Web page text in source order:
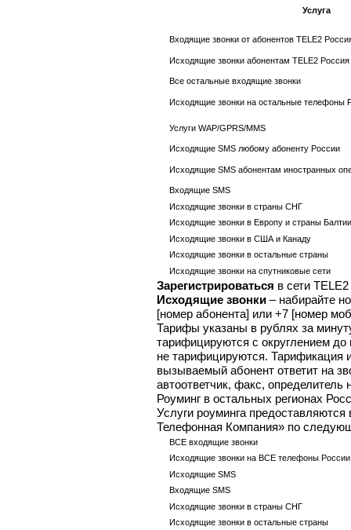
Услуга
Входящие звонки от абонентов TELE2
Исходящие звонки абонентам TELE2 Россия
Все остальные входящие звонки
Исходящие звонки на остальные телефоны
Услуги WAP/GPRS/MMS
Исходящие SMS любому абоненту России
Исходящие SMS абонентам иностранных
Входящие SMS
Исходящие звонки в страны СНГ
Исходящие звонки в Европу и страны Балтии
Исходящие звонки в США и Канаду
Исходящие звонки в остальные страны
Исходящие звонки на спутниковые сети
Зарегистрироваться в сети
Исходящие звонки – набирайте
[номер абонента] или +7 [номер
Тарифы указаны в рублях за
тарифицируются с округлением
не тарифицируются. Тарификация
вызываемый абонент ответит на
автоответчик, факс, определитель
Роуминг в остальных регионах
Услуги роуминга
Телефонная Компания» по
ВСЕ входящие звонки
Исходящие звонки на ВСЕ телефоны России
Исходящие SMS
Входящие SMS
Исходящие звонки в страны СНГ
Исходящие звонки в остальные страны